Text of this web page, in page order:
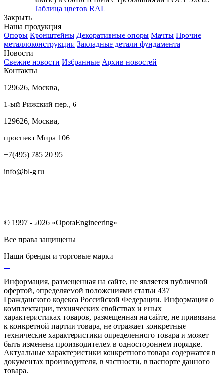
Таблица цветов RAL
Закрыть
Наша продукция
Опоры Кронштейны Декоративные опоры Мачты Прочие
металлоконструкции Закладные детали фундамента
Новости
Свежие новости Избранные Архив новостей
Контакты
129626, Москва,
1-ый Рижский пер., 6
129626, Москва,
проспект Мира 106
+7(495) 785 20 95
info@bl-g.ru
© 1997 - 2026 «OporaEngineering»
Все права защищены
Наши бренды и торговые марки
Информация, размещенная на сайте, не является публичной
офертой, определяемой положениями статьи 437
Гражданского кодекса Российской Федерации. Информация о
комплектации, технических свойствах и иных
характеристиках товаров, размещенная на сайте, не привязана
к конкретной партии товара, не отражает конкретные
технические характеристики определенного товара и может
быть изменена производителем в одностороннем порядке.
Актуальные характеристики конкретного товара содержатся в
документах производителя, в частности, в паспорте данного
товара.